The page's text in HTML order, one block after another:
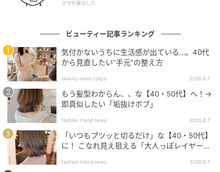
本記事は、美ST編集部が取材・編集しました。「美
イフスタイルを追求してきた月刊美容誌です。
『美ST』2026年5月号掲載
撮影／池田 敦（CASK）〈静物〉、渡邉明日香（A-1）
〈人物〉 取材／大山真理子、岩丸ケリー（美STリュク
ス関連） 編集／石原晶子、𠮷田 梓 再構成／
Bravoworks,Inc.
元記事で読む
次の記事
ママが家出した
ビューティー記事ランキング
気付かないうちに生活感が出ている…。40代
から見直したい“手元”の整え方
beauty news tokyo 2026.8.7
もう髪型わからん、、な【40・50代】へ！→
即真似したい「垢抜けボブ」
fashion trend news 2026.8.7
「いつもプツッと切るだけ」な【40・50代】
に！ こなれ見え狙える「大人っぽレイヤーヘ
fashion trend news 2026.8.7